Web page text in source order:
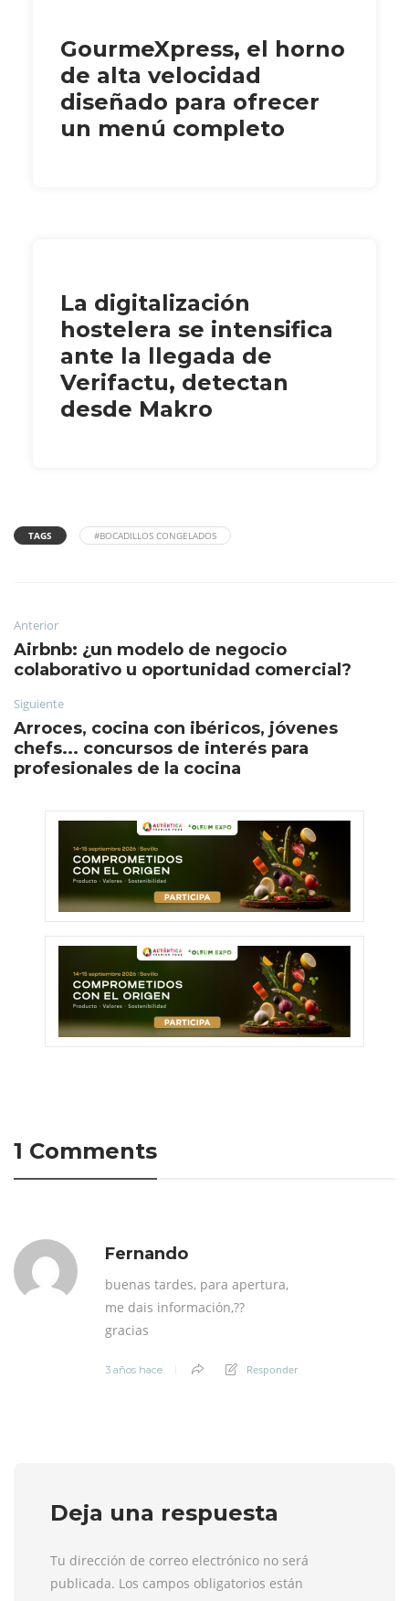
GourmeXpress, el horno
de alta velocidad
diseñado para ofrecer
un menú completo
La digitalización
hostelera se intensifica
ante la llegada de
Verifactu, detectan
desde Makro
TAGS #BOCADILLOS CONGELADOS
Anterior
Airbnb: ¿un modelo de negocio
colaborativo u oportunidad comercial?
Siguiente
Arroces, cocina con ibéricos, jóvenes
chefs... concursos de interés para
profesionales de la cocina
1 Comments
Fernando
buenas tardes, para apertura,
me dais información,??
gracias
3 años hace Responder
Deja una respuesta
Tu dirección de correo electrónico no será
publicada. Los campos obligatorios están